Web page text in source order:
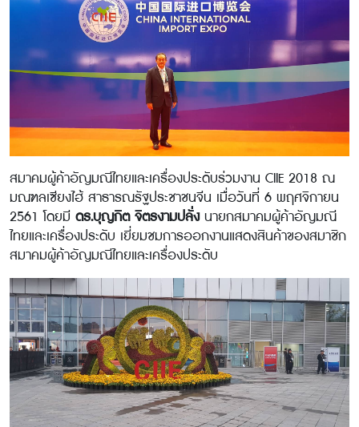
สมาคมผู้ค้าอัญมณีไทยและเครื่องประดับร่วมงาน CIIE 2018 ณ
มณฑลเซียงไฮ้ สาธารณรัฐประชาชนจีน เมื่อวันที่ 6 พฤศจิกายน
2561 โดยมี ดร.บุญกิต จิตรงามปลั่งนายกสมาคมผู้ค้าอัญมณี
ไทยและเครื่องประดับ เยี่ยมชมการออกงานแสดงสินค้าของสมาชิก
สมาคมผู้ค้าอัญมณีไทยและเครื่องประดับ